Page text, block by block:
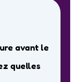
avant le
quelles